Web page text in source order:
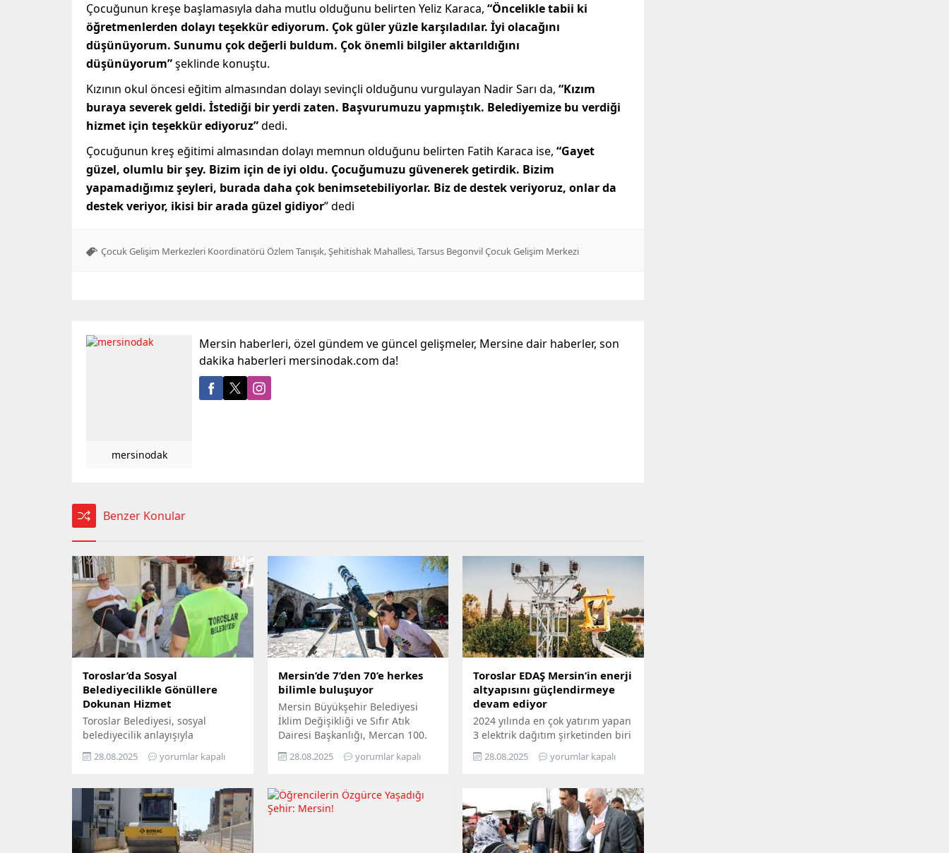
Çocuğunun kreşe başlamasıyla daha mutlu olduğunu belirten Yeliz Karaca, “Öncelikle tabii ki
öğretmenlerden dolayı teşekkür ediyorum. Çok güler yüzle karşıladılar. İyi olacağını
düşünüyorum. Sunumu çok değerli buldum. Çok önemli bilgiler aktarıldığını
düşünüyorum”şeklinde konuştu.
Kızının okul öncesi eğitim almasından dolayı sevinçli olduğunu vurgulayan Nadir Sarı da, “Kızım
buraya severek geldi. İstediği bir yerdi zaten. Başvurumuzu yapmıştık. Belediyemize bu verdiği
hizmet için teşekkür ediyoruz”dedi.
Çocuğunun kreş eğitimi almasından dolayı memnun olduğunu belirten Fatih Karaca ise, “Gayet
güzel, olumlu bir şey. Bizim için de iyi oldu. Çocuğumuzu güvenerek getirdik. Bizim
yapamadığımız şeyleri, burada daha çok benimsetebiliyorlar. Biz de destek veriyoruz, onlar da
destek veriyor, ikisi bir arada güzel gidiyor” dedi
Çocuk Gelişim Merkezleri Koordinatörü Özlem Tanışık,Şehitishak Mahallesi,Tarsus Begonvil Çocuk Gelişim Merkezi
mersinodak
Mersin haberleri, özel gündem ve güncel gelişmeler, Mersine dair haberler, son
dakika haberleri mersinodak.com da!
Benzer Konular
Toroslar’da Sosyal
Belediyecilikle Gönüllere
Dokunan Hizmet
Toroslar Belediyesi, sosyal
belediyecilik anlayışıyla
vatandaşların gönüllerine
dokunmaya devam ediyor. İlçede
özel gereksinimli bireyler ile gazi
ve şehit aileleri, belediyenin
şefkatli elini her zaman
yanlarında hissediyor. Belediye
Sosyal Destek Hizmetleri
28.08.2025 yorumlar kapalı
Mersin’de 7’den 70’e herkes
bilimle buluşuyor
Mersin Büyükşehir Belediyesi
İklim Değişikliği ve Sıfır Atık
Dairesi Başkanlığı, Mercan 100.
Yıl İklim ve Çevre Bilim Merkezi’ni
ziyaret edemeyenler için bilimi
‘Gökyüzü Hepimizin, Bilim Her
Yerde’ sloganıyla yola çıkan
28.08.2025 yorumlar kapalı
Toroslar EDAŞ Mersin’in enerji
altyapısını güçlendirmeye
devam ediyor
2024 yılında en çok yatırım yapan
3 elektrik dağıtım şirketinden biri
olan Toroslar EDAŞ, 2025 yılının
ilk 6 ayında Türkiye’nin en
Mersin’de gerçekleştirdiği 381
milyon TL’yi aşan yatırımla, enerji
altyapısını bugünün ihtiyaçlarına
uygun biçimde yenilerken,
geleceğin artan taleplerine de
28.08.2025 yorumlar kapalı